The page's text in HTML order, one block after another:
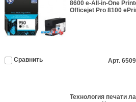
8600 e-All-in-One
Officejet Pro 8100
Сравнить Арт.
Технология печати